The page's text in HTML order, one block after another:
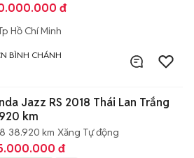
đ
Hồ Chí Minh
BÌNH CHÁNH
Jazz RS 2018 Thái Lan Trắng
km
38.920 km Xăng Tự động
đ